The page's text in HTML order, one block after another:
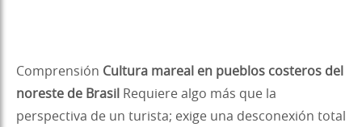
Comprensión Cultura mareal en pueblos costeros del
noreste de Brasil
Requiere algo más que la
perspectiva de un turista; exige una desconexión total